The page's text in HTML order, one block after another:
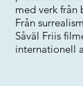
med verk från
Från
Såväl Friis
internationell